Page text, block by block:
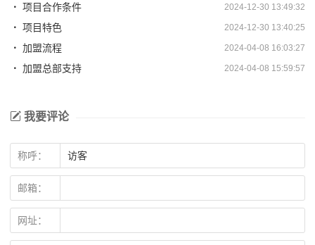
2024-12-30 13:49:32
项目合作条件
2024-12-30 13:40:25
项目特色
2024-04-08 16:03:27
加盟流程
2024-04-08 15:59:57
加盟总部支持
我要评论
称呼：
邮箱：
网址：